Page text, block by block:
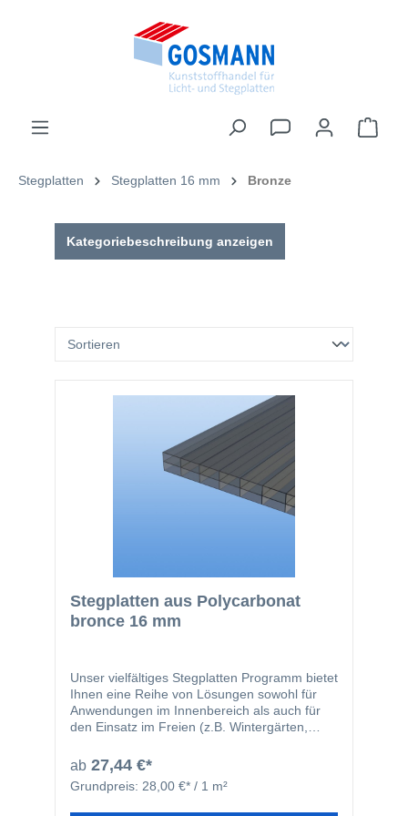
Stegplatten Stegplatten 16 mm Bronze
Kategoriebeschreibung anzeigen
Stegplatten aus Polycarbonat
bronce 16 mm
Unser vielfältiges Stegplatten Programm bietet
Ihnen eine Reihe von Lösungen sowohl für
Anwendungen im Innenbereich als auch für
den Einsatz im Freien (z.B. Wintergärten,
extrudierten Stegplatten aus Polycarbonat
(Makrolon oder Lexan) sind leichte Platten,
die einfach zu transportieren, zu verarbeiten,
ab 27,44 €*
Grundpreis: 28,00 €* / 1 m²